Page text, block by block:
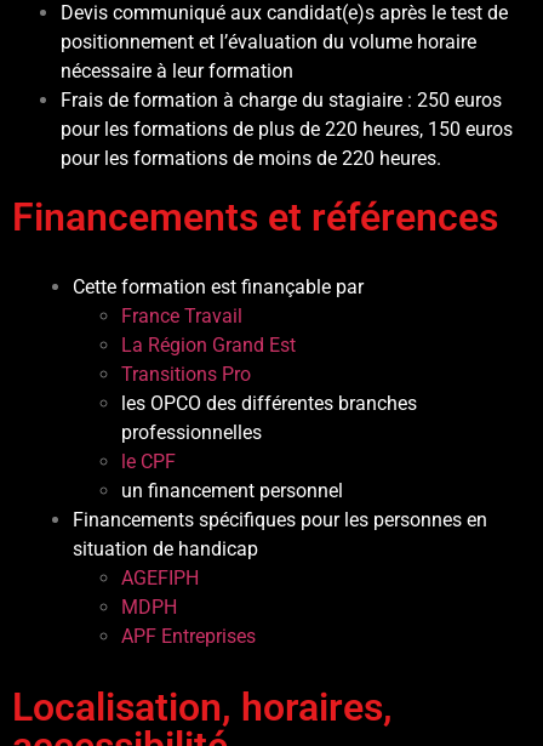
Devis communiqué aux candidat(e)s après le test de
positionnement et l’évaluation du volume horaire
nécessaire à leur formation
Frais de formation à charge du stagiaire : 250 euros
pour les formations de plus de 220 heures, 150 euros
pour les formations de moins de 220 heures.
Financements et références
Cette formation est finançable par
France Travail
La Région Grand Est
Transitions Pro
les OPCO des différentes branches
professionnelles
le CPF
un financement personnel
Financements spécifiques pour les personnes en
situation de handicap
AGEFIPH
MDPH
APF Entreprises
Localisation, horaires,